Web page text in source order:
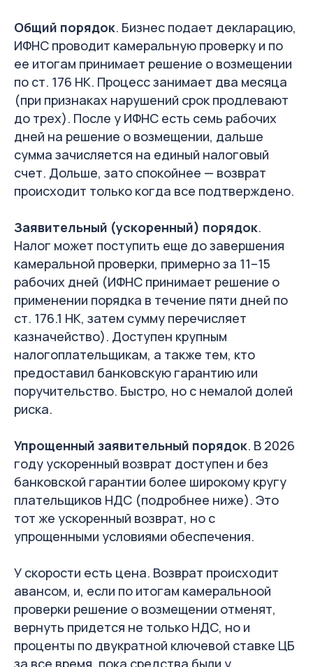
Общий порядок. Бизнес подает декларацию,
ИФНС проводит камеральную проверку и по
ее итогам принимает решение о возмещении
по ст. 176 НК. Процесс занимает два месяца
(при признаках нарушений срок продлевают
до трех). После у ИФНС есть семь рабочих
дней на решение о возмещении, дальше
сумма зачисляется на единый налоговый
счет. Дольше, зато спокойнее — возврат
происходит только когда все подтверждено.
Заявительный (ускоренный) порядок.
Налог может поступить еще до завершения
камеральной проверки, примерно за 11–15
рабочих дней (ИФНС принимает решение о
применении порядка в течение пяти дней по
ст. 176.1 НК, затем сумму перечисляет
казначейство). Доступен крупным
налогоплательщикам, а также тем, кто
предоставил банковскую гарантию или
поручительство. Быстро, но с немалой долей
риска.
Упрощенный заявительный порядок. В 2026
году ускоренный возврат доступен и без
банковской гарантии более широкому кругу
плательщиков НДС (подробнее ниже). Это
тот же ускоренный возврат, но с
упрощенными условиями обеспечения.
У скорости есть цена. Возврат происходит
авансом, и, если по итогам камеральноой
проверки решение о возмещении отменят,
вернуть придется не только НДС, но и
проценты по двукратной ключевой ставке ЦБ
за все время, пока средства были у